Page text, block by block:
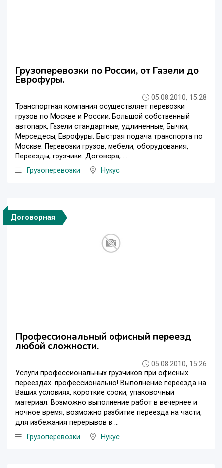
Грузоперевозки по России, от Газели до
Еврофуры.
05.08.2010, 15:28
Транспортная компания осуществляет перевозки
грузов по Москве и России. Большой собственный
автопарк, Газели стандартные, удлиненные, Бычки,
Мерседесы, Еврофуры. Быстрая подача транспорта по
Москве. Перевозки грузов, мебели, оборудования,
Переезды, грузчики. Договора, ...
Грузоперевозки
Нукус
Договорная
Профессиональный офисный переезд
любой сложности.
05.08.2010, 15:26
Услуги профессиональных грузчиков при офисных
переездах. профессионально! Выполнение переезда на
Ваших условиях, короткие сроки, упаковочный
материал. Возможно выполнение работ в вечернее и
ночное время, возможно разбитие переезда на части,
для избежания перерывов в ...
Грузоперевозки
Нукус